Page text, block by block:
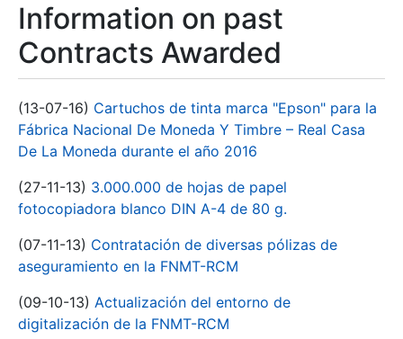
Information on past
Contracts Awarded
(13-07-16) Cartuchos de tinta marca "Epson" para la
Fábrica Nacional De Moneda Y Timbre – Real Casa
De La Moneda durante el año 2016
(27-11-13) 3.000.000 de hojas de papel
fotocopiadora blanco DIN A-4 de 80 g.
(07-11-13) Contratación de diversas pólizas de
aseguramiento en la FNMT-RCM
(09-10-13) Actualización del entorno de
digitalización de la FNMT-RCM